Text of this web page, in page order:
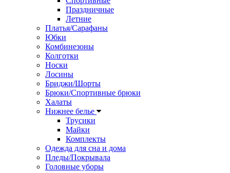
Праздничные
Летние
Платья/Сарафаны
Юбки
Комбинезоны
Колготки
Носки
Лосины
Бриджи/Шорты
Брюки/Спортивные брюки
Халаты
Нижнее белье
Трусики
Майки
Комплекты
Одежда для сна и дома
Пледы/Покрывала
Головные уборы